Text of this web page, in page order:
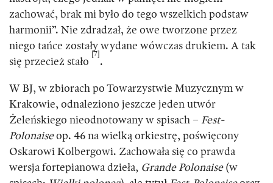
zachować, brak mi było do tego wszelkich podstaw
harmonii”. Nie zdradzał, że owe tworzone przez
niego tańce zostały wydane wówczas drukiem. A tak
się przecież stało
[7]
.
W BJ, w zbiorach po Towarzystwie Muzycznym w
Krakowie, odnaleziono jeszcze jeden utwór
Żeleńskiego nieodnotowany w spisach – Fest-
Polonaiseop. 46 na wielką orkiestrę, poświęcony
Oskarowi Kolbergowi. Zachowała się co prawda
wersja fortepianowa dzieła, Grande Polonaise(w